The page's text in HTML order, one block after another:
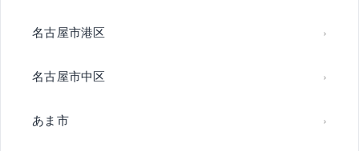
名古屋市港区
名古屋市中区
あま市